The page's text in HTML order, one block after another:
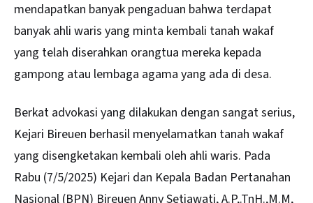
mendapatkan banyak pengaduan bahwa terdapat
banyak ahli waris yang minta kembali tanah wakaf
yang telah diserahkan orangtua mereka kepada
gampong atau lembaga agama yang ada di desa.
Berkat advokasi yang dilakukan dengan sangat serius,
Kejari Bireuen berhasil menyelamatkan tanah wakaf
yang disengketakan kembali oleh ahli waris. Pada
Rabu (7/5/2025) Kejari dan Kepala Badan Pertanahan
Nasional (BPN) Bireuen Anny Setiawati, A.P,.TnH.,M.M,